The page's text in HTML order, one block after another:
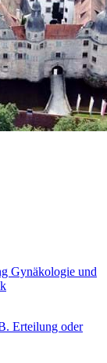
Gynäkologie und
Erteilung oder